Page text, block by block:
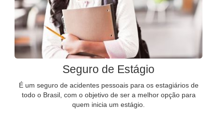
Seguro de Estágio
É um seguro de acidentes pessoais para os estagiários de
todo o Brasil, com o objetivo de ser a melhor opção para
quem inicia um estágio.